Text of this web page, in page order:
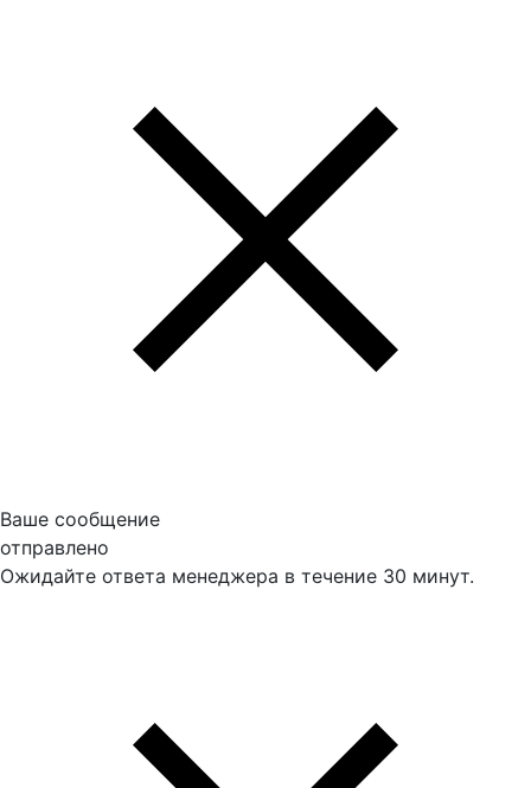
Ваше сообщение
отправлено
Ожидайте ответа менеджера в течение 30 минут.